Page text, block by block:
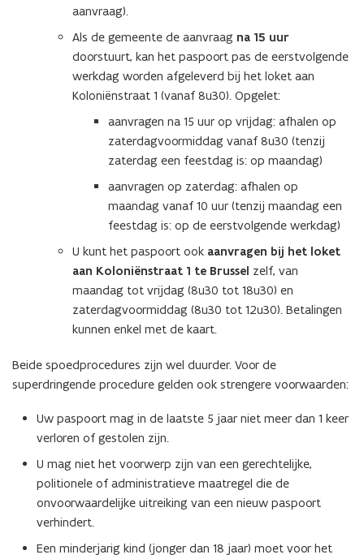
aanvraag).
Als de gemeente de aanvraag na 15 uur
doorstuurt, kan het paspoort pas de eerstvolgende
werkdag worden afgeleverd bij het loket aan
Koloniënstraat 1 (vanaf 8u30). Opgelet:
aanvragen na 15 uur op vrijdag: afhalen op
zaterdagvoormiddag vanaf 8u30 (tenzij
zaterdag een feestdag is: op maandag)
aanvragen op zaterdag: afhalen op
maandag vanaf 10 uur (tenzij maandag een
feestdag is: op de eerstvolgende werkdag)
U kunt het paspoort ook aanvragen bij het loket
aan Koloniënstraat 1 te Brussel zelf, van
maandag tot vrijdag (8u30 tot 18u30) en
zaterdagvoormiddag (8u30 tot 12u30). Betalingen
kunnen enkel met de kaart.
Beide spoedprocedures zijn wel duurder. Voor de
superdringende procedure gelden ook strengere voorwaarden:
Uw paspoort mag in de laatste 5 jaar niet meer dan 1 keer
verloren of gestolen zijn.
U mag niet het voorwerp zijn van een gerechtelijke,
politionele of administratieve maatregel die de
onvoorwaardelijke uitreiking van een nieuw paspoort
verhindert.
Een minderjarig kind (jonger dan 18 jaar) moet voor het